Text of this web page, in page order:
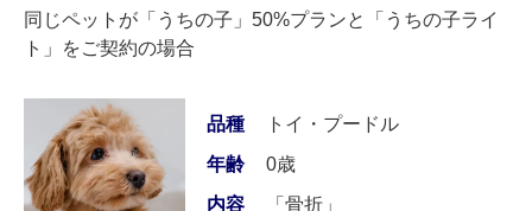
同じペットが「うちの子」50%プランと「うちの子ライ
ト」をご契約の場合
品種
トイ・プードル
年齢
0歳
内容
「骨折」